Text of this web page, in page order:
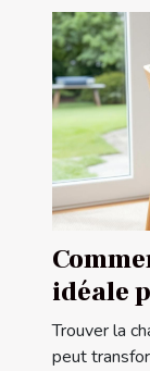
idéale
Trouver la
peut